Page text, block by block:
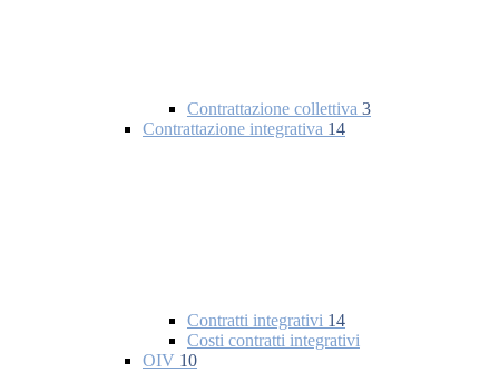
Contrattazione collettiva 3
Contrattazione integrativa 14
Contratti integrativi 14
Costi contratti integrativi
OIV 10